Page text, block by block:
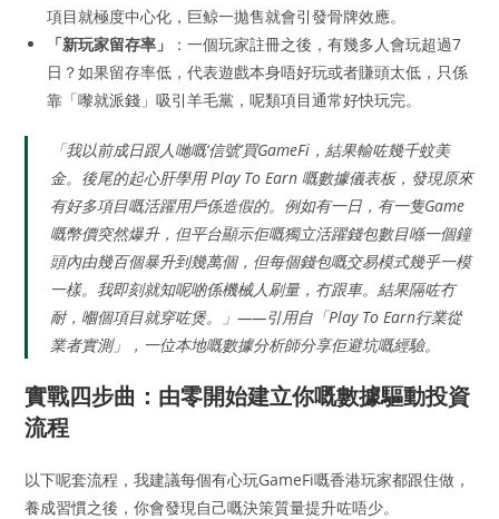
項目就極度中心化，巨鲸一拋售就會引發骨牌效應。
「新玩家留存率」
：一個玩家註冊之後，有幾多人會玩超過7
日？如果留存率低，代表遊戲本身唔好玩或者賺頭太低，只係
靠「嚟就派錢」吸引羊毛黨，呢類項目通常好快玩完。
「我以前成日跟人哋嘅‘信號’買GameFi，結果輸咗幾千蚊美
金。後尾的起心肝學用 Play To Earn 嘅數據儀表板，發現原來
有好多項目嘅活躍用戶係造假的。例如有一日，有一隻Game
嘅幣價突然爆升，但平台顯示佢嘅獨立活躍錢包數目喺一個鐘
頭內由幾百個暴升到幾萬個，但每個錢包嘅交易模式幾乎一模
一樣。我即刻就知呢啲係機械人刷量，冇跟車。結果隔咗冇
耐，嗰個項目就穿咗煲。」——引用自「Play To Earn行業從
業者實測」，一位本地嘅數據分析師分享佢避坑嘅經驗。
實戰四步曲：由零開始建立你嘅數據驅動投資
流程
以下呢套流程，我建議每個有心玩GameFi嘅香港玩家都跟住做，
養成習慣之後，你會發現自己嘅決策質量提升咗唔少。